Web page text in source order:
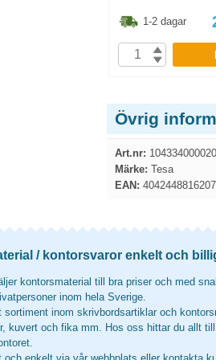
1-2 dagar
Övrig
Art.nr:
Märke: Tesa
EAN: 4042448816207
/ kontorsvaror enkelt och
kontorsmaterial till bra priser och med
inom hela Sverige.
sortiment inom skrivbordsartiklar och
kuvert och fika mm. Hos oss hittar du allt